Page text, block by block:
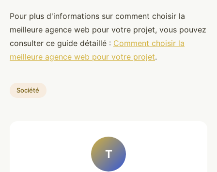
Pour plus d'informations sur comment choisir la
meilleure agence web pour votre projet, vous pouvez
consulter ce guide détaillé : Comment choisir la
meilleure agence web pour votre projet.
Société
T